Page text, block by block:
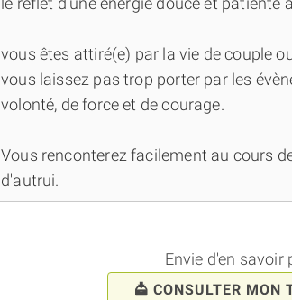
vous êtes attiré(e) par la vie de couple
vous laissez pas trop porter par les
volonté, de force et de courage.
Vous renconterez facilement au cours
d'autrui.
Envie d'en savoir
CONSULTER MON